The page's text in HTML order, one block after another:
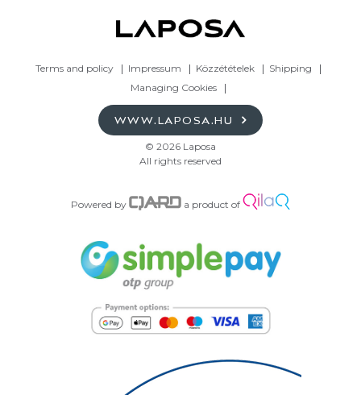
Terms and policy Impressum Közzétételek
Shipping
Managing Cookies
WWW.LAPOSA.HU
© 2026 Laposa
All rights reserved
Powered by a product of